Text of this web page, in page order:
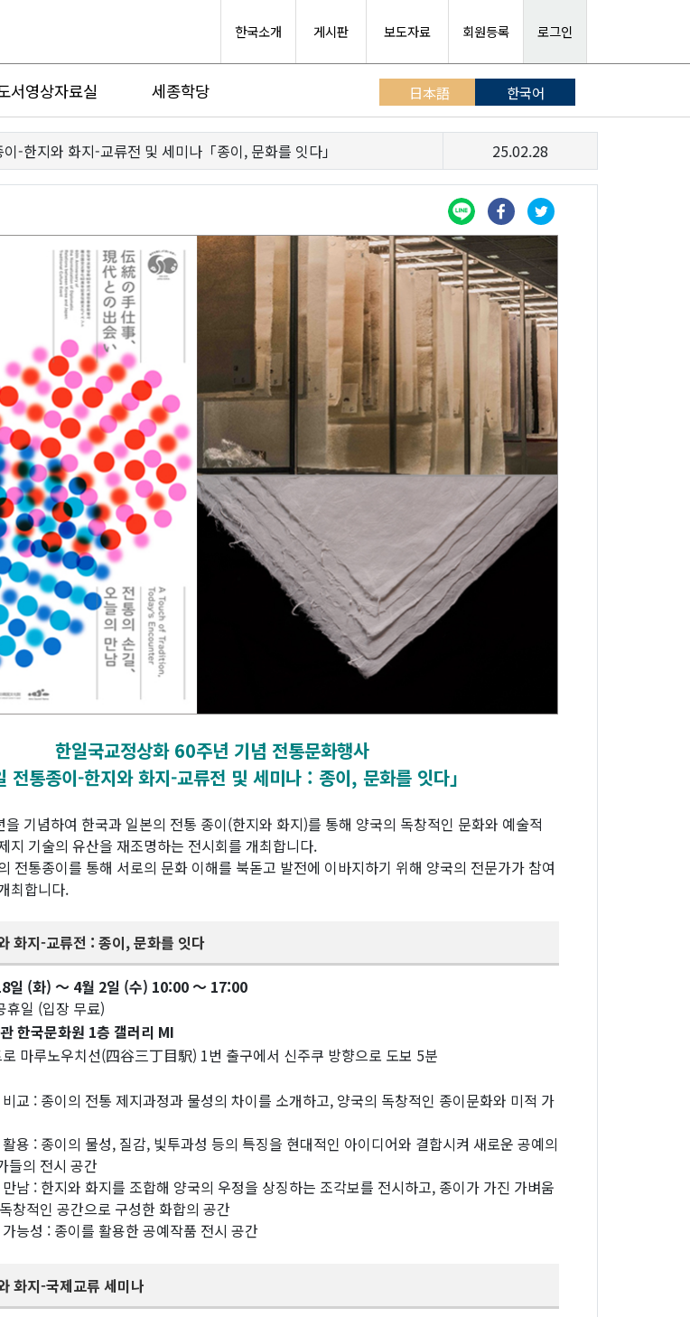
한국소개 게시판 보도자료 회원등록 로그인
서영상자료실 세종학당 日本語 한국어
-한지와 화지-교류전 및 세미나「종이, 문화를 잇다」 25.02.28
한일국교정상화 60주년 기념 전통문화행사
전통종이-한지와 화지-교류전 및 세미나 : 종이, 문화를 잇다」
기념하여 한국과 일본의 전통 종이(한지와 화지)를 통해 양국의 독창적인 문화와 예술적
지 기술의 유산을 재조명하는 전시회를 개최합니다.
전통종이를 통해 서로의 문화 이해를 북돋고 발전에 이바지하기 위해 양국의 전문가가 참여
최합니다.
화지-교류전 : 종이, 문화를 잇다
일 (화) 〜 4월 2일 (수) 10:00 〜 17:00
일 (입장 무료)
한국문화원 1층 갤러리 MI
마루노우치선(四谷三丁目駅) 1번 출구에서 신주쿠 방향으로 도보 5분
교 : 종이의 전통 제지과정과 물성의 차이를 소개하고, 양국의 독창적인 종이문화와 미적 가
용 : 종이의 물성, 질감, 빛투과성 등의 특징을 현대적인 아이디어와 결합시켜 새로운 공예의
들의 전시 공간
남 : 한지와 화지를 조합해 양국의 우정을 상징하는 조각보를 전시하고, 종이가 가진 가벼움
창적인 공간으로 구성한 화합의 공간
능성 : 종이를 활용한 공예작품 전시 공간
화지-국제교류 세미나